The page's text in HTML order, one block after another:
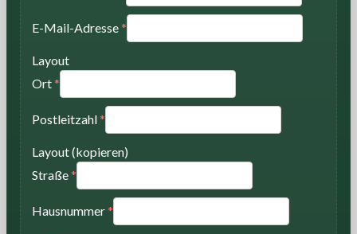
E-Mail-Adresse*
Layout
Ort*
Postleitzahl*
Layout (kopieren)
Straße*
Hausnummer*